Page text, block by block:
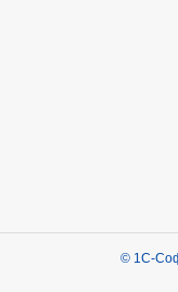
© 1С-